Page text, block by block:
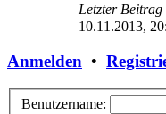
Letzter Beitrag
10.11.2013,
Anmelden •
Benutzername: